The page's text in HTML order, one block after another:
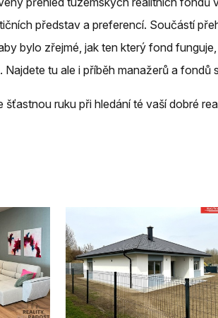
představ a preferencí. Součástí
bylo zřejmé, jak ten který fond
tu ale i příběh manažerů a fondů
šťastnou ruku při hledání té vaší dobré